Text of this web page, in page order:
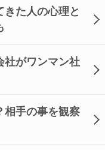
きた人の心理と
社がワンマン社
相手の事を観察